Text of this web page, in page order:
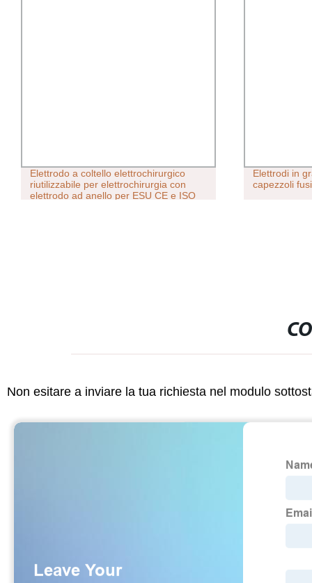
Elettrodo a coltello elettrochirurgico
riutilizzabile per elettrochirurgia con
elettrodo ad anello per ESU CE e ISO
Elettrodi in
capezzoli
Non esitare a inviare la tua richiesta nel modulo